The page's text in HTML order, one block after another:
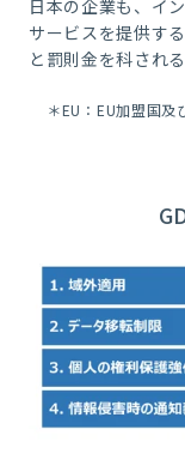
日本の企業も、イ
サービスを提供す
と罰則金を科され
＊EU：EU加盟国及